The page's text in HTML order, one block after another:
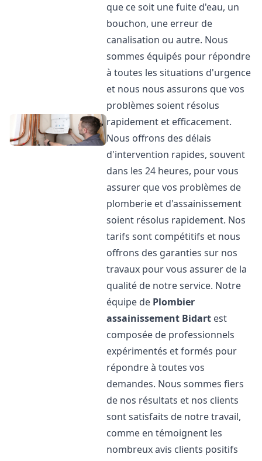
que ce soit une fuite d'eau, un
bouchon, une erreur de
canalisation ou autre. Nous
sommes équipés pour répondre
à toutes les situations d'urgence
et nous nous assurons que vos
problèmes soient résolus
rapidement et efficacement.
Nous offrons des délais
d'intervention rapides, souvent
dans les 24 heures, pour vous
assurer que vos problèmes de
plomberie et d'assainissement
soient résolus rapidement. Nos
tarifs sont compétitifs et nous
offrons des garanties sur nos
travaux pour vous assurer de la
qualité de notre service. Notre
équipe de Plombier
assainissement Bidart est
composée de professionnels
expérimentés et formés pour
répondre à toutes vos
demandes. Nous sommes fiers
de nos résultats et nos clients
sont satisfaits de notre travail,
comme en témoignent les
nombreux avis clients positifs